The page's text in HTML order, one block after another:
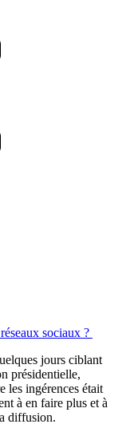
sociaux ?
jours ciblant
présidentielle,
les ingérences était
à en faire plus et à
diffusion.